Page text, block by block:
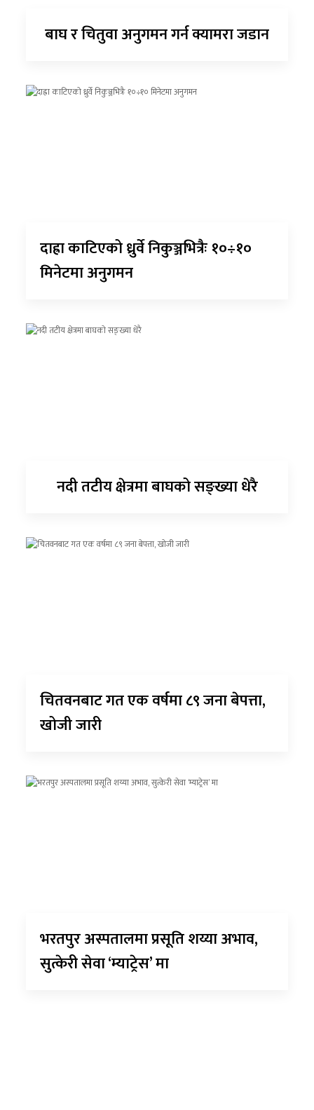
बाघ र चितुवा अनुगमन गर्न क्यामरा जडान
दाह्रा काटिएको ध्रुर्वे निकुञ्जभित्रैः १०÷१०
मिनेटमा अनुगमन
नदी तटीय क्षेत्रमा बाघको सङ्ख्या धेरै
चितवनबाट गत एक वर्षमा ८९ जना बेपत्ता,
खोजी जारी
भरतपुर अस्पतालमा प्रसूति शय्या अभाव,
सुत्केरी सेवा ‘म्याट्रेस’ मा